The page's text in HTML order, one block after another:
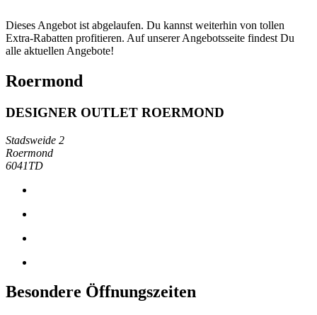
Dieses Angebot ist abgelaufen. Du kannst weiterhin von tollen
Extra-Rabatten profitieren. Auf unserer Angebotsseite findest Du
alle aktuellen Angebote!
Roermond
DESIGNER OUTLET ROERMOND
Stadsweide 2
Roermond
6041TD
Besondere Öffnungszeiten